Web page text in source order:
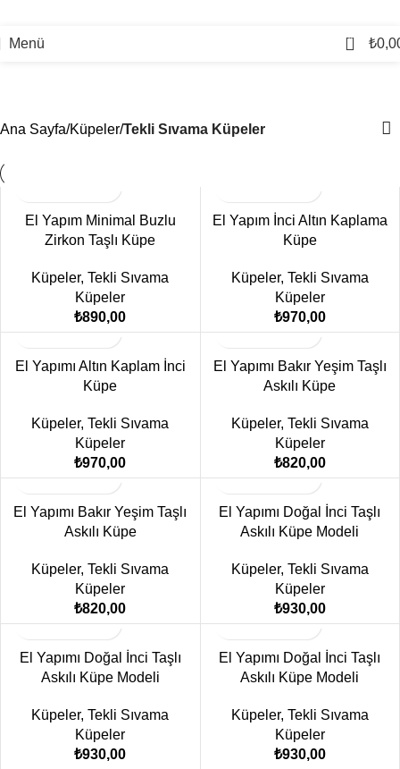
Menü 0 ₺
Ana Sayfa Küpeler Tekli Sıvama Küpeler
El Yapım Minimal Buzlu
Zirkon Taşlı Küpe
Küpeler,Tekli Sıvama
Küpeler
₺890,00
El Yapım İnci Altın Kaplama
Küpe
Küpeler, Tekli Sıvama
Küpeler
₺970,00
El Yapımı Altın Kaplam İnci
Küpe
Küpeler,Tekli Sıvama
Küpeler
₺970,00
El Yapımı Bakır Yeşim Taşlı
Askılı Küpe
Küpeler, Tekli Sıvama
Küpeler
₺820,00
El Yapımı Bakır Yeşim Taşlı
Askılı Küpe
Küpeler,Tekli Sıvama
Küpeler
₺820,00
El Yapımı Doğal İnci Taşlı
Askılı Küpe Modeli
Küpeler, Tekli Sıvama
Küpeler
₺930,00
El Yapımı Doğal İnci Taşlı
Askılı Küpe Modeli
Küpeler,Tekli Sıvama
Küpeler
₺930,00
El Yapımı Doğal İnci Taşlı
Askılı Küpe Modeli
Küpeler, Tekli Sıvama
Küpeler
₺930,00